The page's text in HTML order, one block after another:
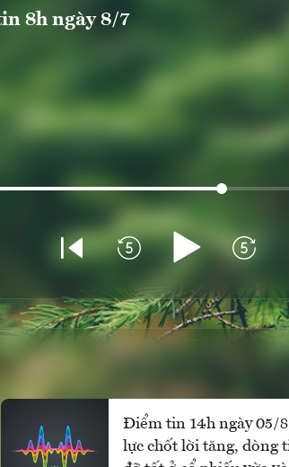
8h ngày 8/7
Điểm tin 14h ngày 05/
lực chốt lời tăng, dòng